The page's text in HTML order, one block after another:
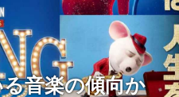
音楽の傾向か